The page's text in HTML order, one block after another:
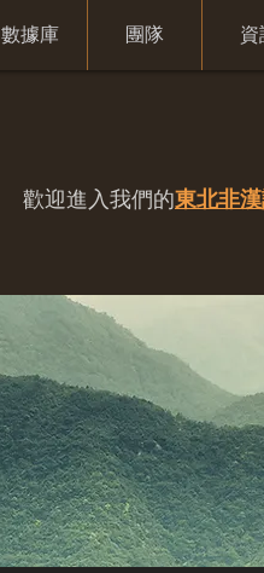
數據庫 團隊 資
歡迎進入我們的東北非